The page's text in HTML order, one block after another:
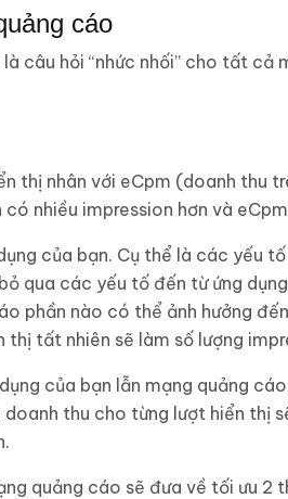
cáo
câu hỏi “nhức nhối” cho tất cả
thị nhân với eCpm (doanh thu
nhiều impression hơn và
của bạn. Cụ thể là các yếu
qua các yếu tố đến từ ứng
phần nào có thể ảnh hưởng
thị tất nhiên sẽ làm số lượng
của bạn lẫn mạng quảng
thu cho từng lượt hiển thị
quảng cáo sẽ đưa về tối ưu 2